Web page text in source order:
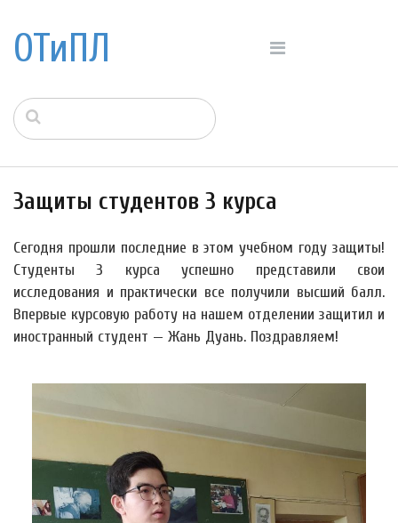
ОТиПЛ
Защиты студентов 3 курса
Сегодня прошли последние в этом учебном году защиты!
Студенты 3 курса успешно представили свои
исследования и практически все получили высший балл.
Впервые курсовую работу на нашем отделении защитил и
иностранный студент — Жань Дуань. Поздравляем!